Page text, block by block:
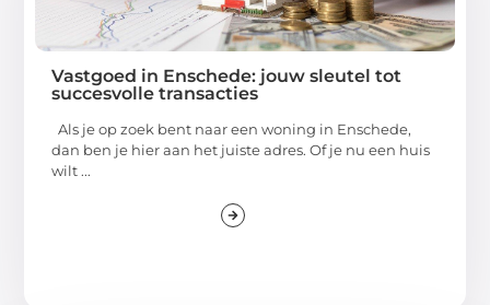
Vastgoed in Enschede: jouw sleutel tot
succesvolle transacties
Als je op zoek bent naar een woning in Enschede,
dan ben je hier aan het juiste adres. Of je nu een huis
wilt ...